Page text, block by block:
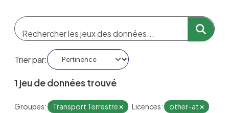
Trier par
1 jeu de données trouvé
Groupes: Transport Terrestre Licences:
other-at